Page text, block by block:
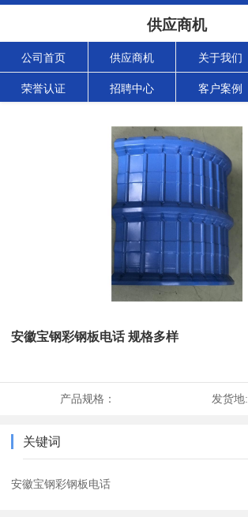
供应商机
公司首页 供应商机 关于我们
荣誉认证 招聘中心 客户案例
安徽宝钢彩钢板电话 规格多样
产品规格： 发货地:
关键词
安徽宝钢彩钢板电话